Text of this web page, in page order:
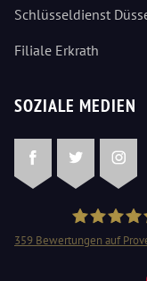
Schlüsseldienst
Filiale Erkrath
SOZIALE MEDIEN
FacebookTwitter
359 Bewertungen auf